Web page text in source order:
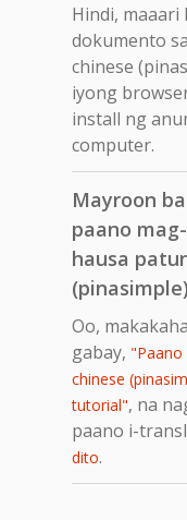
Hindi,
dokumento
chinese
iyong
install ng
computer.
Mayroon
paano
hausa
Oo,
gabay, "Paano
chinese
tutorial", na
paano i-
dito.